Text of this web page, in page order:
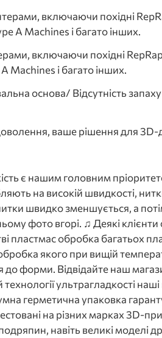
включаючи похідні
A Machines і багато інших.
включаючи похідні
і багато інших.
основа/ Відсутність
ваше рішення для
є нашим головним
на високій швидкості,
швидко зменшується, а
фото вгорі. ♫ Деякі
обробка багатьох
якого при вищій
форми. Відвідайте наш
ультрагладкості
герметична упаковка
на різних марках 3D-
навіть великі моделі